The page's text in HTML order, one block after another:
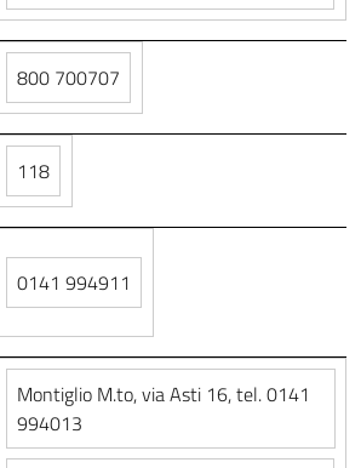
800 700707
118
0141 994911
Montiglio M.to, via Asti 16, tel. 0141
994013